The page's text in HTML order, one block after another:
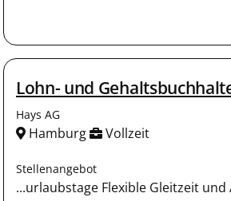
Lohn- und
Hays AG
Hamburg Vollzeit
Stellenangebot
...urlaubstage Flexible Gleitzeit